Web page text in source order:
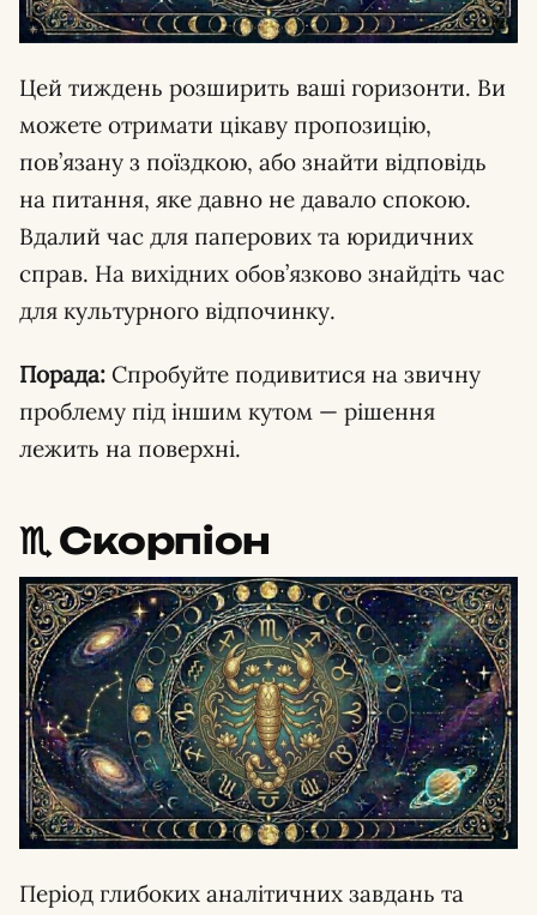
Цей тиждень розширить ваші горизонти. Ви
можете отримати цікаву пропозицію,
пов’язану з поїздкою, або знайти відповідь
на питання, яке давно не давало спокою.
Вдалий час для паперових та юридичних
справ. На вихідних обов’язково знайдіть час
для культурного відпочинку.
Порада: Спробуйте подивитися на звичну
проблему під іншим кутом — рішення
лежить на поверхні.
♏️ Скорпіон
Період глибоких аналітичних завдань та